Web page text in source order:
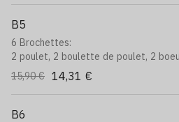
B5
6 Brochettes:
2 poulet, 2 boulette de poulet, 2
15,90 € 14,31 €
B6